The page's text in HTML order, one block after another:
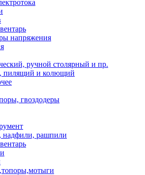
напряжения
ручной столярный и пр.
пилящий и колющий
гвоздодеры
надфили, рашпили